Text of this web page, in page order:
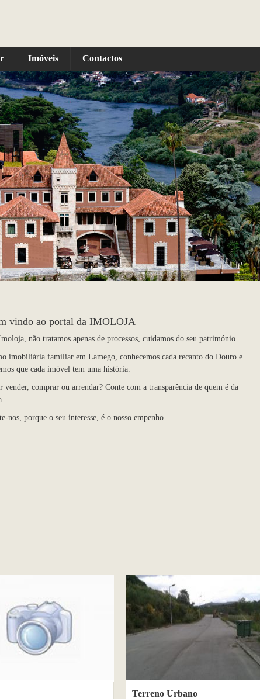
Imóveis Contactos
vindo ao portal da IMOLOJA
não tratamos apenas de processos, cuidamos do seu património.
imobiliária familiar em Lamego, conhecemos cada recanto do Douro e
que cada imóvel tem uma história.
vender, comprar ou arrendar? Conte com a transparência de quem é da
nos, porque o seu interesse, é o nosso empenho.
Terreno Urbano